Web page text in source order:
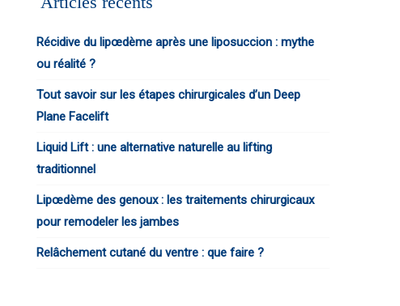
Récidive du lipœdème après une liposuccion : mythe
ou réalité ?
Tout savoir sur les étapes chirurgicales d’un Deep
Plane Facelift
Liquid Lift : une alternative naturelle au lifting
traditionnel
Lipœdème des genoux : les traitements chirurgicaux
pour remodeler les jambes
Relâchement cutané du ventre : que faire ?